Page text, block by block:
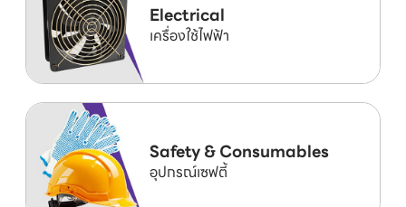
Electrical
เครื่องใช้ไฟฟ้า
Safety & Consumables
อุปกรณ์เซฟตี้